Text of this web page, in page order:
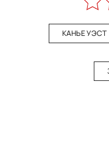
КАНЬЕ УЭСТ